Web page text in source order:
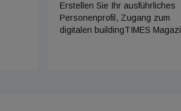
Erstellen Sie Ihr ausführliches
Personenprofil, Zugang zum
digitalen buildingTIMES